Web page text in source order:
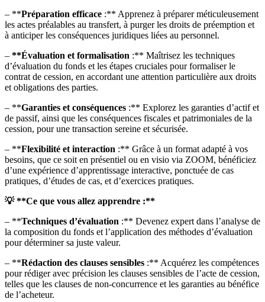
– **Préparation efficace :** Apprenez à préparer méticuleusement
les actes préalables au transfert, à purger les droits de préemption et
à anticiper les conséquences juridiques liées au personnel.
– **Évaluation et formalisation :** Maîtrisez les techniques
d’évaluation du fonds et les étapes cruciales pour formaliser le
contrat de cession, en accordant une attention particulière aux droits
et obligations des parties.
– **Garanties et conséquences :** Explorez les garanties d’actif et
de passif, ainsi que les conséquences fiscales et patrimoniales de la
cession, pour une transaction sereine et sécurisée.
– **Flexibilité et interaction :** Grâce à un format adapté à vos
besoins, que ce soit en présentiel ou en visio via ZOOM, bénéficiez
d’une expérience d’apprentissage interactive, ponctuée de cas
pratiques, d’études de cas, et d’exercices pratiques.
💡 **Ce que vous allez apprendre :**
– **Techniques d’évaluation :** Devenez expert dans l’analyse de
la composition du fonds et l’application des méthodes d’évaluation
pour déterminer sa juste valeur.
– **Rédaction des clauses sensibles :** Acquérez les compétences
pour rédiger avec précision les clauses sensibles de l’acte de cession,
telles que les clauses de non-concurrence et les garanties au bénéfice
de l’acheteur.